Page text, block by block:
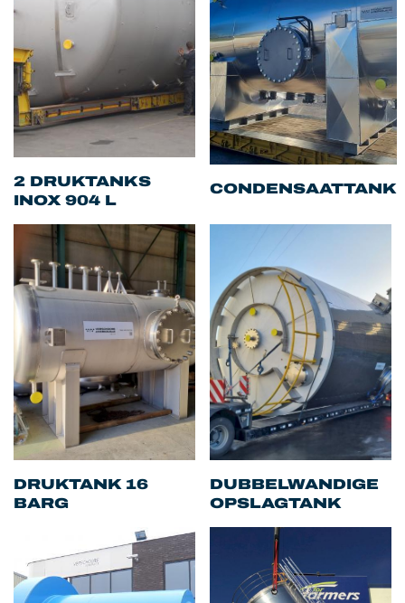
2 DRUKTANKS
INOX 904 L
CONDENSAATTANK
DRUKTANK 16
BARG
DUBBELWANDIGE
OPSLAGTANK